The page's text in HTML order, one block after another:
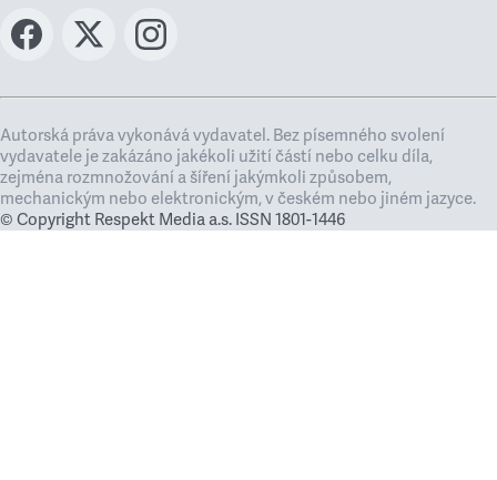
Autorská práva vykonává vydavatel. Bez písemného svolení
vydavatele je zakázáno jakékoli užití částí nebo celku díla,
zejména rozmnožování a šíření jakýmkoli způsobem,
mechanickým nebo elektronickým, v českém nebo jiném jazyce.
© Copyright Respekt Media a.s. ISSN 1801-1446